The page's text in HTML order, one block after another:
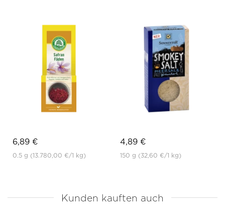
6,89 €
0.5 g (13.780,00 €/1 kg)
4,89 €
150 g (32,60 €/1 kg)
Kunden kauften auch